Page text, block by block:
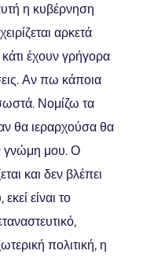
η κυβέρνηση
αρκετά
έχουν γρήγορα
Αν πω κάποια
Νομίζω τα
θα ιεραρχούσα θα
γνώμη μου. Ο
και δεν βλέπει
είναι το
πολιτική, η